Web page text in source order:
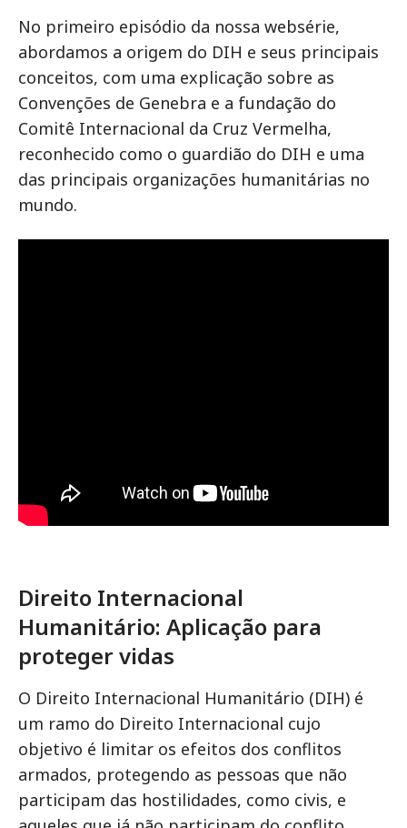
No primeiro episódio da nossa websérie,
abordamos a origem do DIH e seus principais
conceitos, com uma explicação sobre as
Convenções de Genebra e a fundação do
Comitê Internacional da Cruz Vermelha,
reconhecido como o guardião do DIH e uma
das principais organizações humanitárias no
mundo.
Direito Internacional
Humanitário: Aplicação para
proteger vidas
O Direito Internacional Humanitário (DIH) é
um ramo do Direito Internacional cujo
objetivo é limitar os efeitos dos conflitos
armados, protegendo as pessoas que não
participam das hostilidades, como civis, e